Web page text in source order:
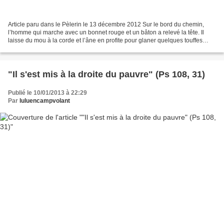
Article paru dans le Pèlerin le 13 décembre 2012 Sur le bord du chemin,
l’homme qui marche avec un bonnet rouge et un bâton a relevé la tête. Il
laisse du mou à la corde et l’âne en profite pour glaner quelques touffes
"Il s'est mis à la droite du pauvre" (Ps 108, 31)
Publié le 10/01/2013 à 22:29
Par luluencampvolant